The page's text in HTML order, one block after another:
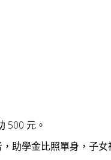
500 元。
助學金比照單身，子女